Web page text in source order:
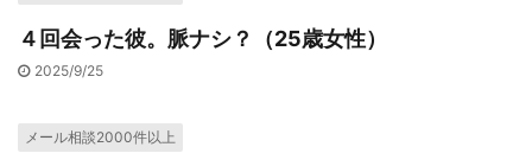
４回会った彼。脈ナシ？（25歳女性）
2025/9/25
メール相談2000件以上